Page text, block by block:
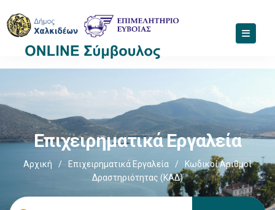
Επιχειρηματικά Εργαλεία
Αρχική / Επιχειρηματικά Εργαλεία /
Κωδικοί Αριθμοί
Δραστηριότητας (ΚΑΔ)